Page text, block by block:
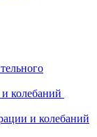
колебаний
и колебаний